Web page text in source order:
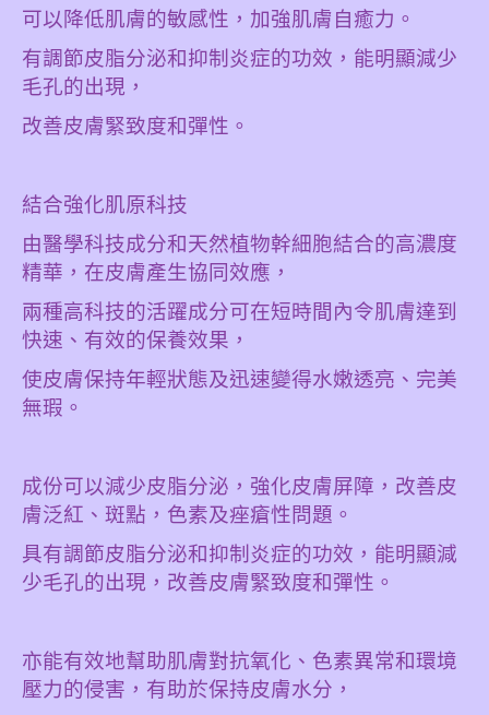
可以降低肌膚的敏感性，加強肌膚自癒力。
有調節皮脂分泌和抑制炎症的功效，能明顯減少
毛孔的出現，
改善皮膚緊致度和彈性。
結合強化肌原科技
由醫學科技成分和天然植物幹細胞結合的高濃度
精華，在皮膚產生協同效應，
兩種高科技的活躍成分可在短時間內令肌膚達到
快速、有效的保養效果，
使皮膚保持年輕狀態及迅速變得水嫩透亮、完美
無瑕。
成份可以減少皮脂分泌，強化皮膚屏障，改善皮
膚泛紅、斑點， 色素及痤瘡性問題。
具有調節皮脂分泌和抑制炎症的功效，能明顯減
少毛孔的出現， 改善皮膚緊致度和彈性。
亦能有效地幫助肌膚對抗氧化、色素異常和環境
壓力的侵害，有助於保持皮膚水分，